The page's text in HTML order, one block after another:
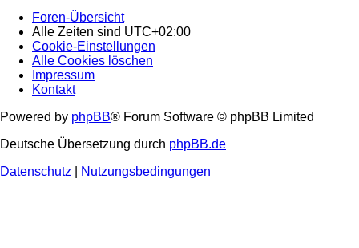
Foren-Übersicht
Alle Zeiten sind UTC+02:00
Cookie-Einstellungen
Alle Cookies löschen
Impressum
Kontakt
Powered by phpBB® Forum Software © phpBB Limited
Deutsche Übersetzung durch phpBB.de
Datenschutz
Nutzungsbedingungen